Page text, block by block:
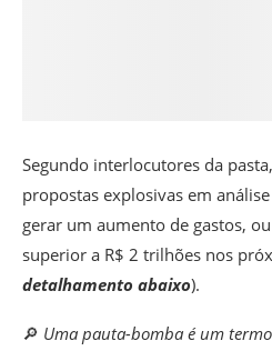
Segundo interlocutores da
propostas explosivas em
gerar um aumento de gastos,
superior a R$ 2 trilhões nos
detalhamento abaixo).
🔎 Uma pauta-bomba é um